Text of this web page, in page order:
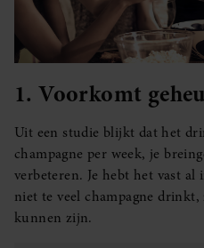
1. Voorkomt
Uit een studie blijkt dat het
champagne per week, je
verbeteren. Je hebt het vast al
niet te veel champagne
kunnen zijn.